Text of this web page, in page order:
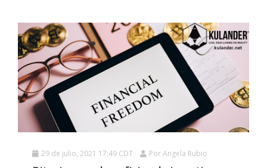
29 de julio, 2021 17:49 CDT PorAngela Rubio